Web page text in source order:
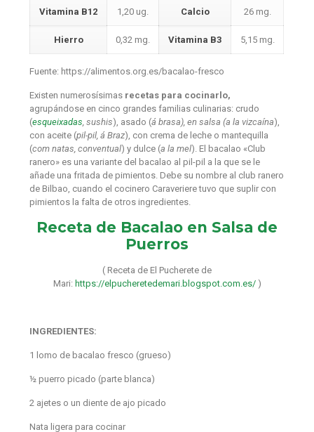
Vitamina B12 1,20 ug. Calcio 26 mg.
Hierro 0,32 mg. Vitamina B3 5,15 mg.
Fuente: https://alimentos.org.es/bacalao-fresco
Existen numerosísimas recetas para cocinarlo,
agrupándose en cinco grandes familias culinarias: crudo
(esqueixadas , sushis), asado (á brasa), en salsa (a la vizcaína),
con aceite (pil-pil, á Braz), con crema de leche o mantequilla
(com natas, conventual) y dulce (a la mel). El bacalao «Club
ranero» es una variante del bacalao al pil-pil a la que se le
añade una fritada de pimientos. Debe su nombre al club ranero
de Bilbao, cuando el cocinero Caraveriere tuvo que suplir con
pimientos la falta de otros ingredientes.
Receta de Bacalao en Salsa de
Puerros
( Receta de El Pucherete de
Mari: https://elpucheretedemari.blogspot.com.es/)
INGREDIENTES:
1 lomo de bacalao fresco (grueso)
½ puerro picado (parte blanca)
2 ajetes o un diente de ajo picado
Nata ligera para cocinar